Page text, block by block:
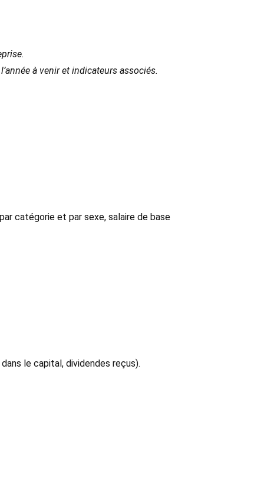
à venir et indicateurs associés.
catégorie et par sexe, salaire de base
le capital, dividendes reçus).